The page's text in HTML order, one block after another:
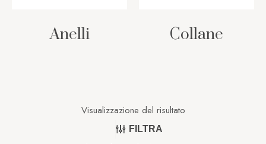
Anelli Collane
Visualizzazione del risultato
FILTRA